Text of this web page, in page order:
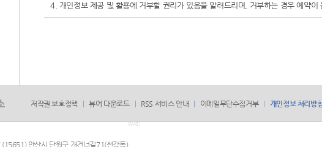
4. 개인정보 제공 및 활용에 거부할 권리가 있음을 알려드리며, 거부하는 경우 예약이
저작권 보호정책 뷰어 다운로드 RSS 서비스 안내 이메일무단수집거부 개인정보 처리방
안산시 단원구 개건너길71(선감동)
WAS1